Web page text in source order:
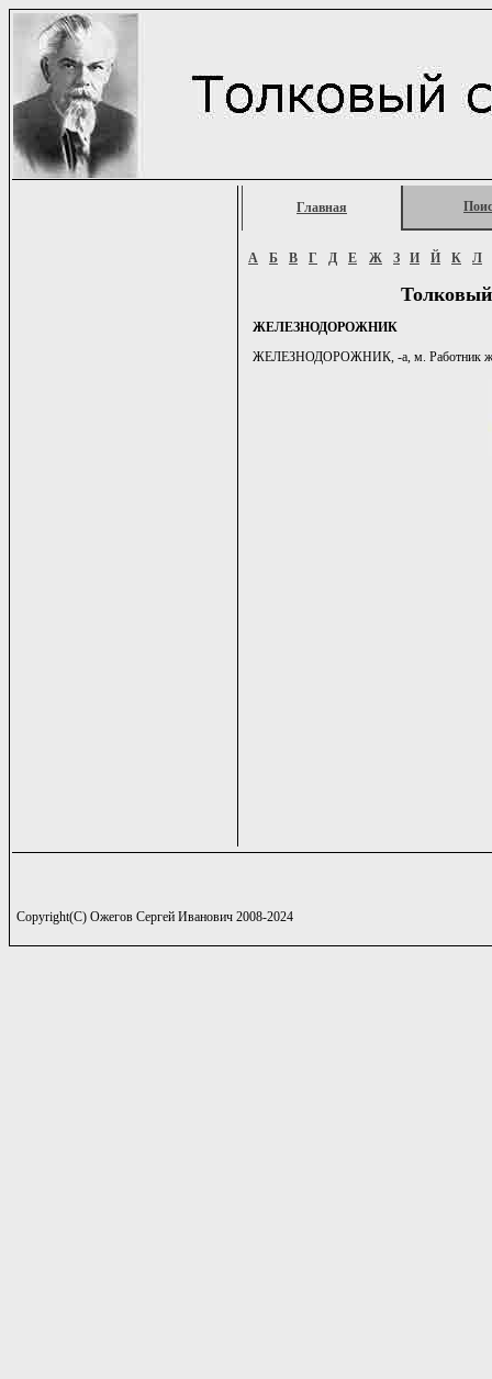
Главная
А Б В Г Д Е Ж З И Й К Л
ЖЕЛЕЗНОДОРОЖНИК
ЖЕЛЕЗНОДОРОЖНИК, -а, м. Работник
Copyright(C) Ожегов Сергей Иванович 2008-2024